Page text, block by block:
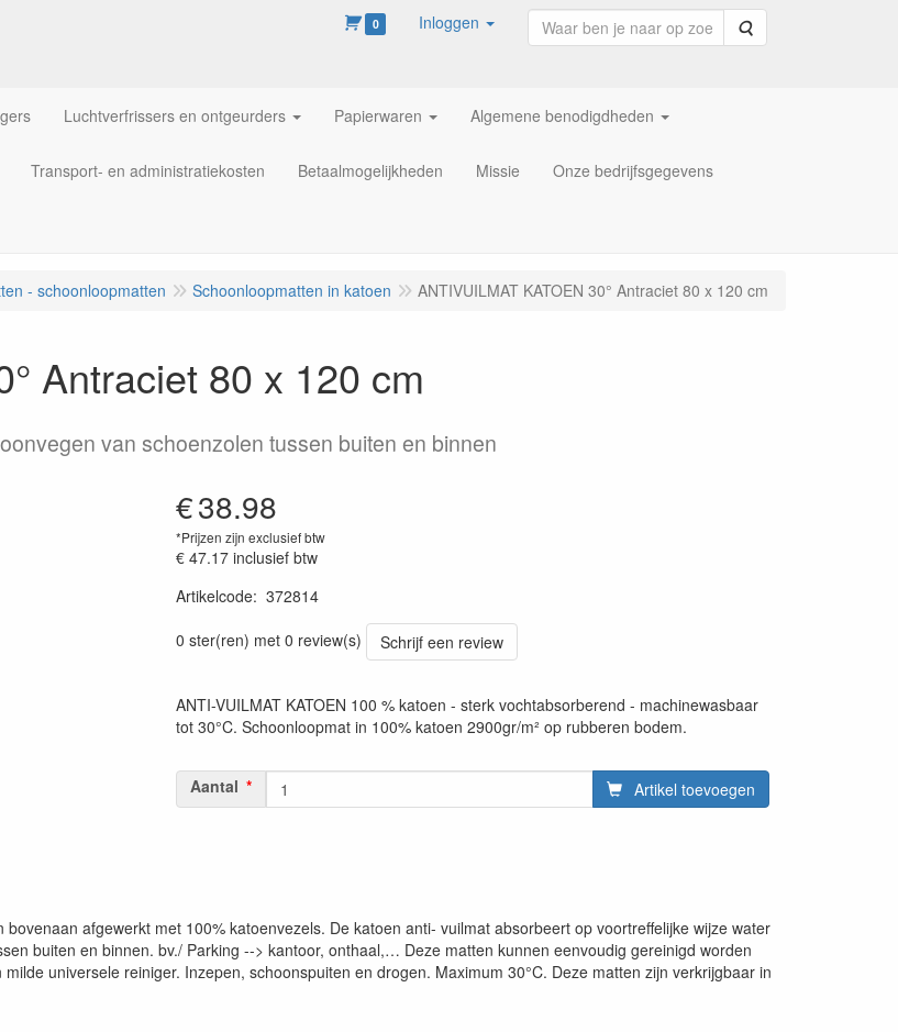
0 Inloggen Zoeken
Luchtverfrissers en ontgeurders Papierwaren Algemene benodigdheden
Transport- en administratiekosten Betaalmogelijkheden Missie Onze bedrijfsgegevens
- schoonloopmatten Schoonloopmatten in katoen ANTIVUILMAT KATOEN 30° Antraciet 80 x 120 cm
Antraciet 80 x 120 cm
van schoenzolen tussen buiten en binnen
€38.98
*Prijzen zijn exclusief btw
€ 47.17 inclusief btw
Artikelcode: 372814
0 ster(ren) met 0 review(s)
Schrijf een review
ANTI-VUILMAT KATOEN 100 % katoen - sterk vochtabsorberend - machinewasbaar
tot 30°C. Schoonloopmat in 100% katoen 2900gr/m² op rubberen bodem.
Aantal Artikel toevoegen
afgewerkt met 100% katoenvezels. De katoen anti- vuilmat absorbeert op voortreffelijke wijze water
buiten en binnen. bv./ Parking --> kantoor, onthaal,… Deze matten kunnen eenvoudig gereinigd worden
universele reiniger. Inzepen, schoonspuiten en drogen. Maximum 30°C. Deze matten zijn verkrijgbaar in